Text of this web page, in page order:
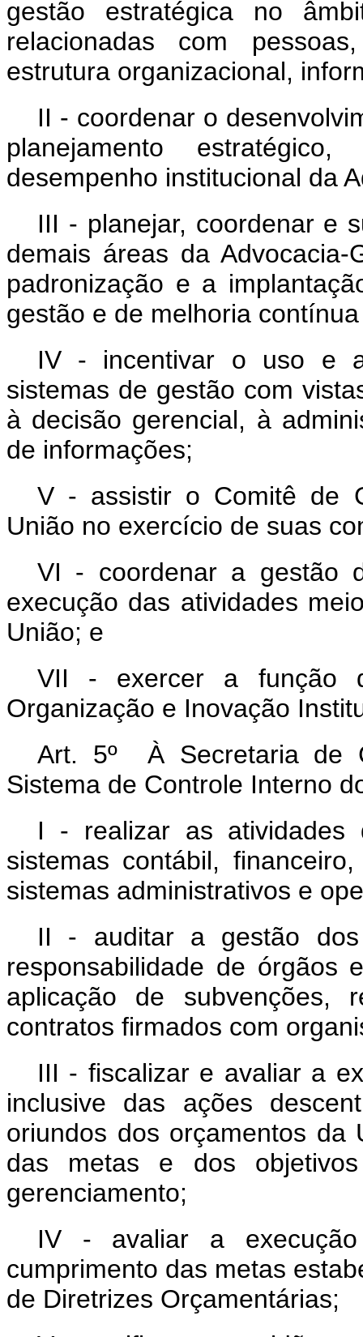
gestão estratégica no
relacionadas com
estrutura organizacional,
II - coordenar o
planejamento
desempenho institucional da
III - planejar, coordenar e
demais áreas da
padronização e a
gestão e de melhoria
IV - incentivar o uso e
sistemas de gestão com
à decisão gerencial, à
de informações;
V - assistir o Comitê de
União no exercício de suas
VI - coordenar a gestão
execução das atividades
União; e
VII - exercer a função
Organização e Inovação
Art. 5º À Secretaria de
Sistema de Controle Interno
I - realizar as atividades
sistemas contábil,
sistemas administrativos e
II - auditar a gestão
responsabilidade de órgãos
aplicação de subvenções,
contratos firmados com
III - fiscalizar e avaliar a
inclusive das ações
oriundos dos orçamentos da
das metas e dos
gerenciamento;
IV - avaliar a
cumprimento das metas
de Diretrizes Orçamentárias;